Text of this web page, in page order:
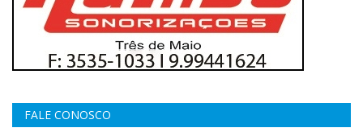
FALE CONOSCO